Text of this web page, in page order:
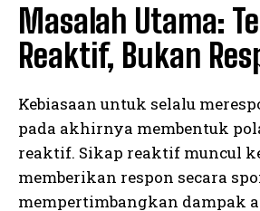
Masalah Utama:
Reaktif, Bukan
Kebiasaan untuk selalu
pada akhirnya membentuk
reaktif. Sikap reaktif muncul
memberikan respon secara
mempertimbangkan dampak